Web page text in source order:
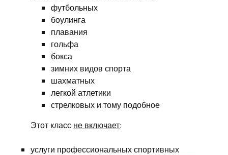
футбольных
боулинга
плавания
гольфа
бокса
зимних видов спорта
шахматных
легкой атлетики
стрелковых и тому подобное
Этот класс не включает:
услуги профессиональных спортивных